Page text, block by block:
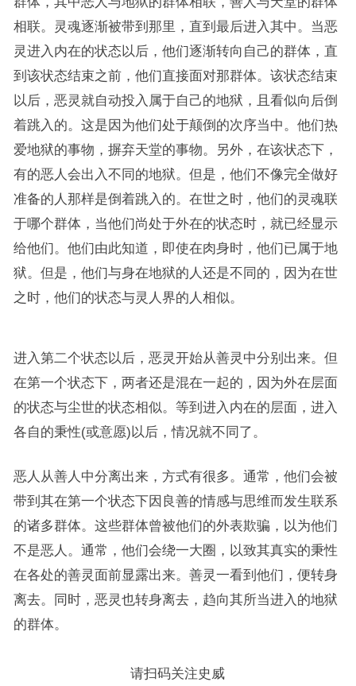
相联。灵魂逐渐被带到那里，直到最后进入其中。当恶
灵进入内在的状态以后，他们逐渐转向自己的群体，直
到该状态结束之前，他们直接面对那群体。该状态结束
以后，恶灵就自动投入属于自己的地狱，且看似向后倒
着跳入的。这是因为他们处于颠倒的次序当中。他们热
爱地狱的事物，摒弃天堂的事物。另外，在该状态下，
有的恶人会出入不同的地狱。但是，他们不像完全做好
准备的人那样是倒着跳入的。在世之时，他们的灵魂联
于哪个群体，当他们尚处于外在的状态时，就已经显示
给他们。他们由此知道，即使在肉身时，他们已属于地
狱。但是，他们与身在地狱的人还是不同的，因为在世
之时，他们的状态与灵人界的人相似。
进入第二个状态以后，恶灵开始从善灵中分别出来。但
在第一个状态下，两者还是混在一起的，因为外在层面
的状态与尘世的状态相似。等到进入内在的层面，进入
各自的秉性(或意愿)以后，情况就不同了。
恶人从善人中分离出来，方式有很多。通常，他们会被
带到其在第一个状态下因良善的情感与思维而发生联系
的诸多群体。这些群体曾被他们的外表欺骗，以为他们
不是恶人。通常，他们会绕一大圈，以致其真实的秉性
在各处的善灵面前显露出来。善灵一看到他们，便转身
离去。同时，恶灵也转身离去，趋向其所当进入的地狱
的群体。
请扫码关注史威